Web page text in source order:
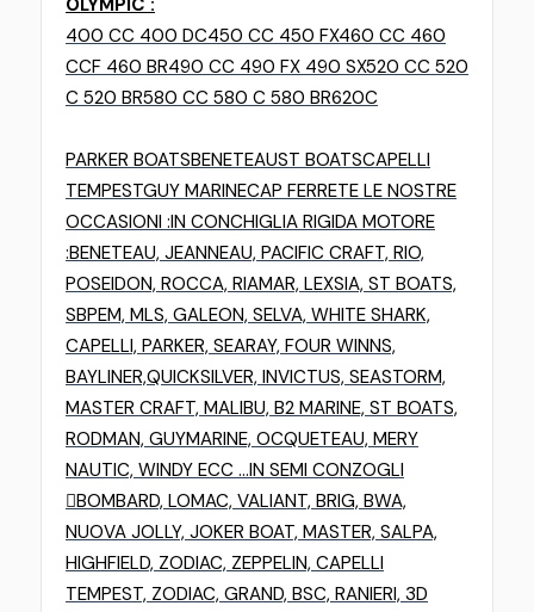
OLYMPIC :
400 CC 400 DC450 CC 450 FX460 CC 460
CCF 460 BR490 CC 490 FX 490 SX520 CC 520
C 520 BR580 CC 580 C 580 BR620C
PARKER BOATSBENETEAUST BOATSCAPELLI
TEMPESTGUY MARINECAP FERRETE LE NOSTRE
OCCASIONI :IN CONCHIGLIA RIGIDA MOTORE
:BENETEAU, JEANNEAU, PACIFIC CRAFT, RIO,
POSEIDON, ROCCA, RIAMAR, LEXSIA, ST BOATS,
SBPEM, MLS, GALEON, SELVA, WHITE SHARK,
CAPELLI, PARKER, SEARAY, FOUR WINNS,
BAYLINER,QUICKSILVER, INVICTUS, SEASTORM,
MASTER CRAFT, MALIBU, B2 MARINE, ST BOATS,
RODMAN, GUYMARINE, OCQUETEAU, MERY
NAUTIC, WINDY ECC ...IN SEMI CONZOGLI
BOMBARD, LOMAC, VALIANT, BRIG, BWA,
NUOVA JOLLY, JOKER BOAT, MASTER, SALPA,
HIGHFIELD, ZODIAC, ZEPPELIN, CAPELLI
TEMPEST, ZODIAC, GRAND, BSC, RANIERI, 3D